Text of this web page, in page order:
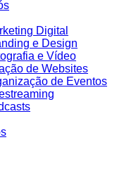
Digital
e Design
e Vídeo
de Websites
de Eventos